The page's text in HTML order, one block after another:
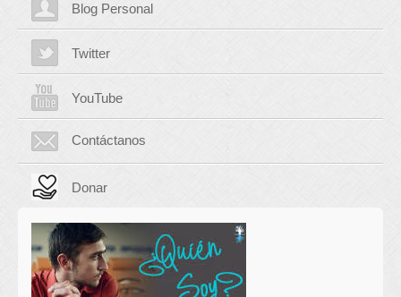
Blog Personal
Twitter
YouTube
Contáctanos
Donar